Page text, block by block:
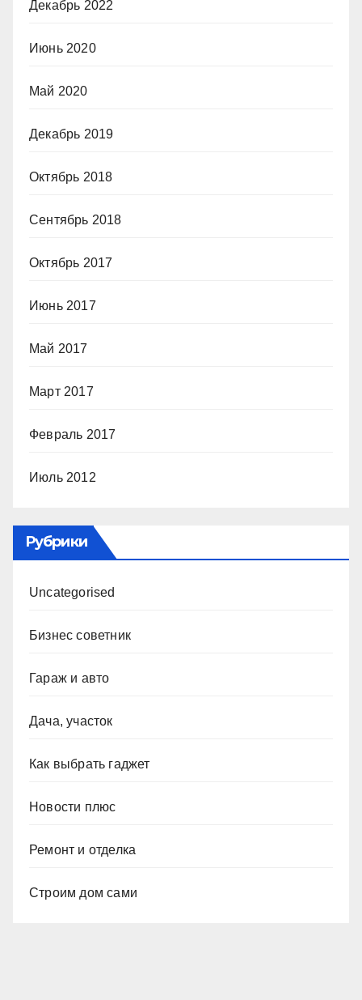
Декабрь 2022
Июнь 2020
Май 2020
Декабрь 2019
Октябрь 2018
Сентябрь 2018
Октябрь 2017
Июнь 2017
Май 2017
Март 2017
Февраль 2017
Июль 2012
Рубрики
Uncategorised
Бизнес советник
Гараж и авто
Дача, участок
Как выбрать гаджет
Новости плюс
Ремонт и отделка
Строим дом сами